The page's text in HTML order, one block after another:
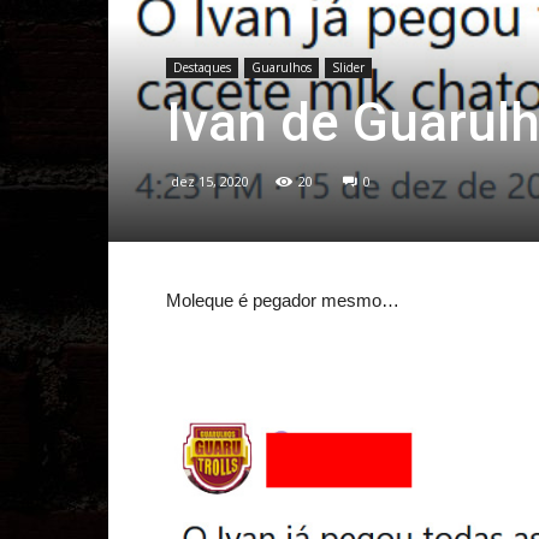
Destaques Guarulhos Slider
Ivan de
dez 15, 2020 20 0
Moleque é pegador mesmo…